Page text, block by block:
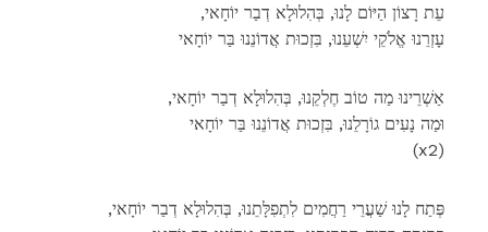
,עֵת רָצוֹן הַיּוֹם לָנוּ, בְּהִלוּלָא דְבַר יוֹחָאי
עָזְרֵנוּ אֱלֹקֵי יִשְׁעֵנוּ, בִּזְכוּת אֲדוֹנֵנוּ בַּר יוֹחָאי
,אַשְׁרֵינוּ מַה טוֹב חֶלְקֵנוּ, בְּהִלוּלָא דְבַר יוֹחָאי
וּמַה נָעִים גוֹרָלֵנוּ, בִּזְכוּת אֲדוֹנֵנוּ בַּר יוֹחָאי
(x2)
,פְּתַח לָנוּ שַׁעֲרֵי רַחֲמִים לִתְפִלָּתֵנוּ, בְּהִלוּלָא דְבַר יוֹחָאי